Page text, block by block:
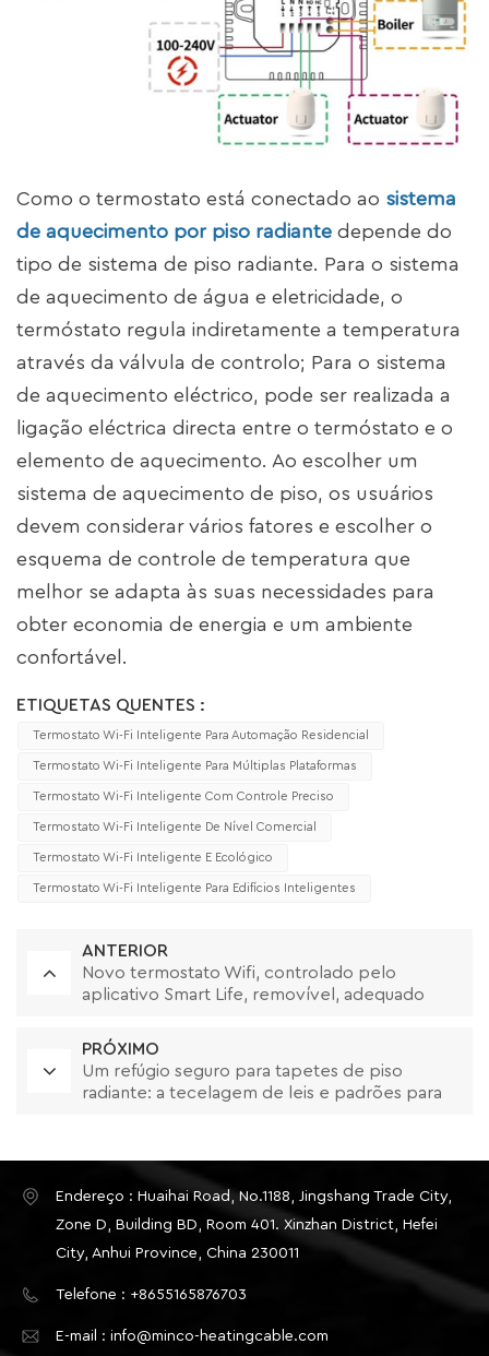
Como o termostato está conectado ao sistema
de aquecimento por piso radiante depende do
tipo de sistema de piso radiante. Para o sistema
de aquecimento de água e eletricidade, o
termóstato regula indiretamente a temperatura
através da válvula de controlo; Para o sistema
de aquecimento eléctrico, pode ser realizada a
ligação eléctrica directa entre o termóstato e o
elemento de aquecimento. Ao escolher um
sistema de aquecimento de piso, os usuários
devem considerar vários fatores e escolher o
esquema de controle de temperatura que
melhor se adapta às suas necessidades para
obter economia de energia e um ambiente
confortável.
ETIQUETAS QUENTES :
Termostato Wi-Fi Inteligente Para Automação Residencial
Termostato Wi-Fi Inteligente Para Múltiplas Plataformas
Termostato Wi-Fi Inteligente Com Controle Preciso
Termostato Wi-Fi Inteligente De Nível Comercial
Termostato Wi-Fi Inteligente E Ecológico
Termostato Wi-Fi Inteligente Para Edifícios Inteligentes
ANTERIOR
Novo termostato Wifi, controlado pelo
aplicativo Smart Life, removível, adequado
PRÓXIMO
Um refúgio seguro para tapetes de piso
radiante: a tecelagem de leis e padrões para
Endereço : Huaihai Road, No.1188, Jingshang Trade City,
Zone D, Building BD, Room 401. Xinzhan District, Hefei
City, Anhui Province, China 230011
Telefone : +8655165876703
E-mail : info@minco-heatingcable.com